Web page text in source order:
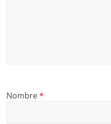
Nombre*